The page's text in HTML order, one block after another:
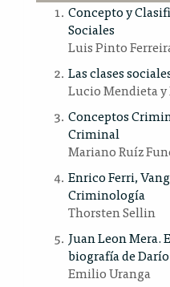
Concepto y
Sociales
Luis Pinto
Las clases
Lucio Mendieta
Conceptos
Criminal
Mariano Ruíz
Enrico Ferri,
Criminología
Thorsten Sellin
Juan Leon Mera.
biografía de
Emilio Uranga